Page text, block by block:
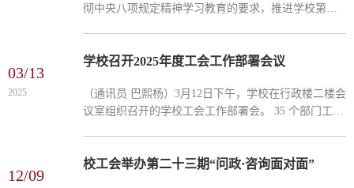
彻中央八项规定精神学习教育的要求，推进学校第十
以及教职工的...
03/13
2025
学校召开2025年度工会工作部署会议
（通讯员 巴熙杨）3月12日下午，学校在行政楼二楼会
议室组织召开的学校工会工作部署会。 35 个部门工会
了2 025 ...
12/09
校工会举办第二十三期“问政·咨询面对面”